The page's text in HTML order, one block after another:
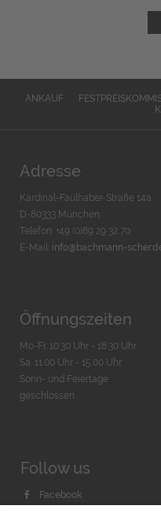
ANKAUF
Adresse
Kardinal-Faulhaber-Straße 14a
D-80333 München
Telefon: +49 (0)89 29 32 70
E-Mail: info@bachmann-
Öffnungszeiten
Mo-Fr. 10:30 Uhr - 18:30 Uhr
Sa. 11:00 Uhr - 15.00 Uhr
Sonn- und Feiertage
geschlossen
Follow us
Facebook